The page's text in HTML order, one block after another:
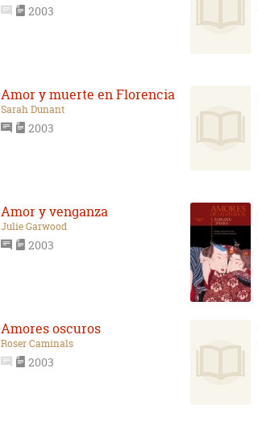
2003
Amor y muerte en Florencia
Sarah Dunant
2003
Amor y venganza
Julie Garwood
2003
Amores oscuros
Roser Caminals
2003